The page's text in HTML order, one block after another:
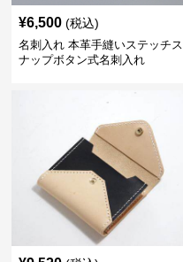
¥6,500 (税込)
名刺入れ 本革手縫いステッチス
ナップボタン式名刺入れ